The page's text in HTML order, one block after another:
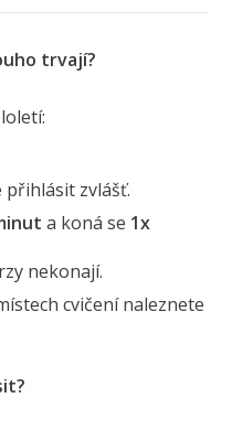
trvají?
přihlásit zvlášť.
a koná se 1x
nekonají.
cvičení naleznete